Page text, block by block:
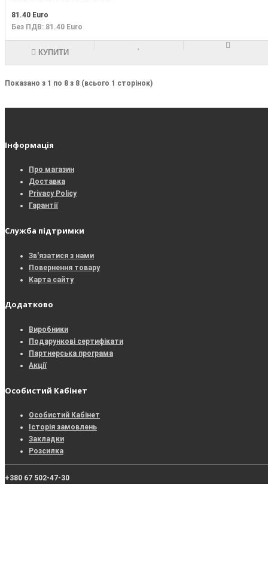
81.40 Euro
Без ПДВ: 81.40 Euro
КУПИТИ
Показано з 1 по 8 з 8 (всього 1 сторінок)
Інформація
Про магазин
Доставка
Privacy Policy
Гарантії
Служба підтримки
Зв'язатися з нами
Повернення товару
Карта сайту
Додатково
Виробники
Подарункові сертифікати
Партнерська програма
Акції
Особистий Кабінет
Особистий Кабінет
Історія замовлень
Закладки
Розсилка
+380 67 502-47-30